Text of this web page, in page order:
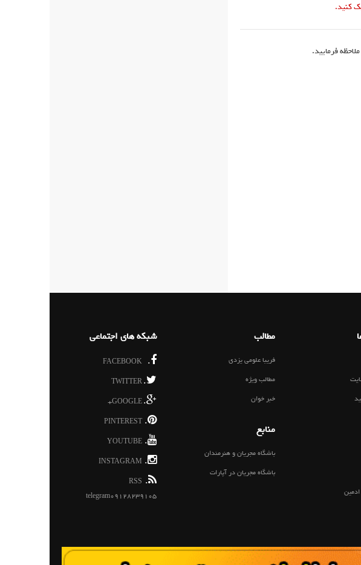
کنید.
فرمایید.
مطالب
فریبا علومی یزدی
مطالب ویژه
خبر خوان
منابع
باشگاه مجریان و هنرمندان
باشگاه مجریان در آپارات
شبکه های اجتماعی
.
FACEBOOK
.
TWITTER
.
GOOGLE+
.
PINTEREST
.
YOUTUBE
.
INSTAGRAM
.
RSS
telegram09128239105